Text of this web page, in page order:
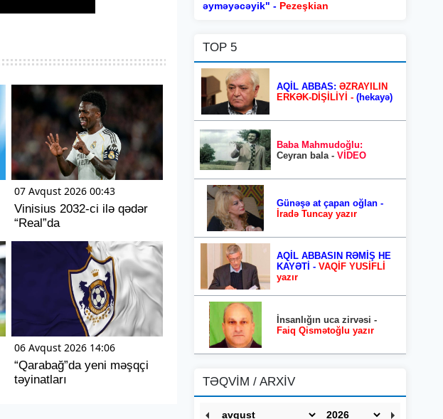
07 Avqust 2026 00:43
Vinisius 2032-ci ilə qədər
“Real”da
06 Avqust 2026 14:06
“Qarabağ”da yeni məşqçi
təyinatları
əyməyəcəyik" - Pezeşkian
TOP 5
AQİL ABBAS: ƏZRAYILIN
ERKƏK-DİŞİLİYİ - (hekayə)
Baba Mahmudoğlu:
Ceyran bala - VİDEO
Günəşə at çapan oğlan -
İradə Tuncay yazır
AQİL ABBASIN RƏMİŞ HE
KAYƏTİ - VAQİF YUSİFLİ
yazır
İnsanlığın uca zirvəsi -
Faiq Qismətoğlu yazır
TƏQVİM / ARXİV